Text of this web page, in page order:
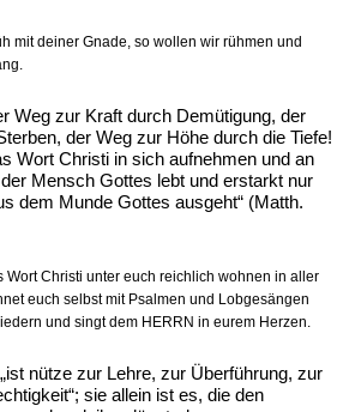
mit deiner Gnade, so wollen wir rühmen und
Weg zur Kraft durch Demütigung, der
der Weg zur Höhe durch die Tiefe!
Wort Christi in sich aufnehmen und an
Mensch Gottes lebt und erstarkt nur
dem Munde Gottes ausgeht“ (Matth.
Wort Christi unter euch reichlich wohnen in aller
euch selbst mit Psalmen und Lobgesängen
und singt dem HERRN in eurem Herzen.
nütze zur Lehre, zur Überführung, zur
sie allein ist es, die den